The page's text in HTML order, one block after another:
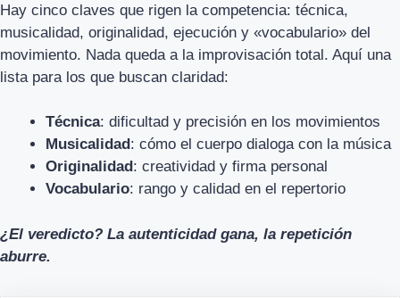
Hay cinco claves que rigen la competencia: técnica,
musicalidad, originalidad, ejecución y «vocabulario» del
movimiento. Nada queda a la improvisación total. Aquí una
lista para los que buscan claridad:
Técnica: dificultad y precisión en los movimientos
Musicalidad: cómo el cuerpo dialoga con la música
Originalidad: creatividad y firma personal
Vocabulario: rango y calidad en el repertorio
¿El veredicto? La autenticidad gana, la repetición
aburre.